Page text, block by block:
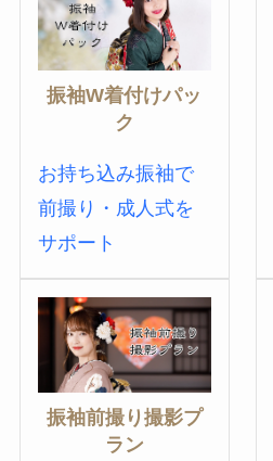
振袖W着付けパッ
ク
お持ち込み振袖で
前撮り・成人式を
サポート
振袖前撮り撮影プ
ラン